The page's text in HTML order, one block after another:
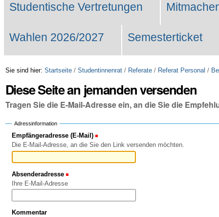
Studentische Vertretungen
Wahlen 2026/2027 Semesterticket
Sie sind hier: Startseite / Studentinnenrat / Referate / Referat Personal /
Diese Seite an jemanden versenden
Tragen Sie die E-Mail-Adresse ein, an die Sie die
Adressinformation
Empfängeradresse (E-Mail)
Die E-Mail-Adresse, an die Sie den Link versenden möchten.
Absenderadresse
Ihre E-Mail-Adresse
Kommentar